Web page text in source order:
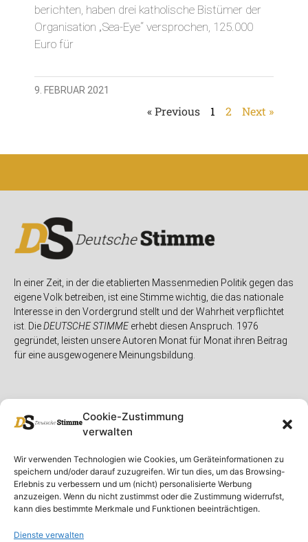
Cookie-Zustimmung
verwalten
Wir verwenden Technologien wie Cookies, um Geräteinformationen zu
speichern und/oder darauf zuzugreifen. Wir tun dies, um das Browsing-
Erlebnis zu verbessern und um (nicht) personalisierte Werbung
anzuzeigen. Wenn du nicht zustimmst oder die Zustimmung widerrufst,
kann dies bestimmte Merkmale und Funktionen beeinträchtigen.
Dienste verwalten
berichten, haben drei katholische Bistümer der
Organisation „Sea-Eye“ versprochen, 125.000
Euro für
9. FEBRUAR 2021
« Previous 1 2 Next »
In einer Zeit, in der die etablierten Massenmedien Politik gegen das
eigene Volk betreiben, ist eine Stimme wichtig, die das nationale
Interesse in den Vordergrund stellt und der Wahrheit verpflichtet
ist. DieDEUTSCHE STIMMEerhebt diesen Anspruch. 1976
gegründet, leisten unsere Autoren Monat für Monat ihren Beitrag
für eine ausgewogenere Meinungsbildung.
Unser Magazin
Spenden
Ausgaben
Abonnieren
Rubriken
Deutschland
Ausland
Rechtliches
Rechtliche Hinweise
Impressum
Datenschutzerklärung